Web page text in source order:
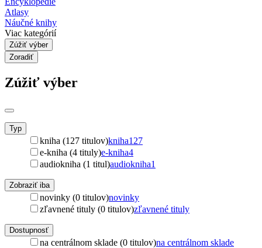
Atlasy
Náučné knihy
Viac kategórií
Zúžiť výber
Zoradiť
Zúžiť výber
Typ
kniha (127 titulov)kniha127
e-kniha (4 tituly)e-kniha4
audiokniha (1 titul)audiokniha1
Zobraziť iba
novinky (0 titulov)novinky
zľavnené tituly (0 titulov)zľavnené tituly
Dostupnosť
na centrálnom sklade (0 titulov)na centrálnom sklade